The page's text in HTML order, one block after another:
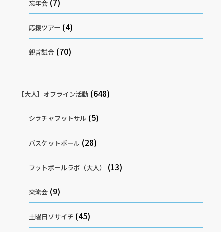
忘年会
応援ツアー (4)
親善試合 (70)
【大人】オフライン活動(648)
シラチャフットサル (5)
バスケットボール (28)
フットボールラボ（大人） (13)
交流会 (9)
土曜日ソサイチ (45)